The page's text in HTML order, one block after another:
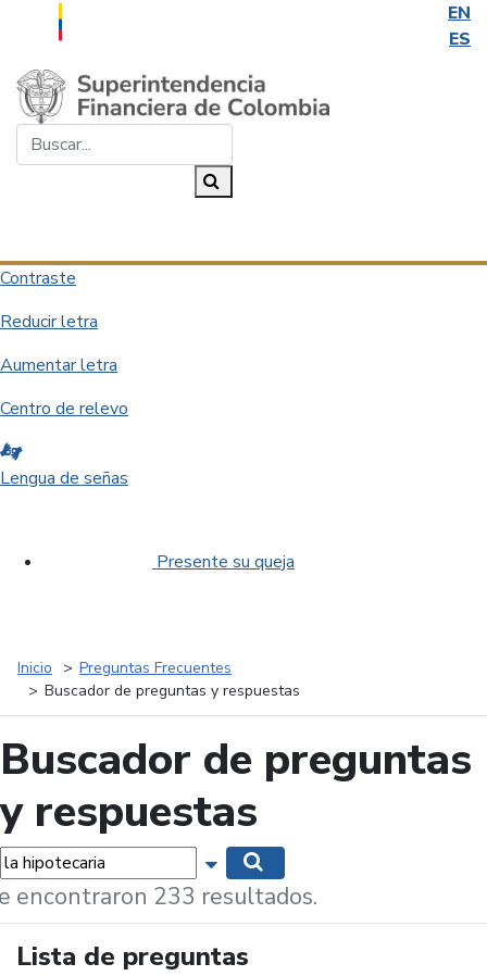
EN
ES
Saltar al contenido principal
Contraste
Reducir letra
Aumentar letra
Centro de relevo
Lengua de señas
Presente su queja
Inicio
Preguntas Frecuentes
Buscador de preguntas y respuestas
Buscador de preguntas
y respuestas
Mostrar opciones de búsqueda
encontraron 233 resultados.
Lista de preguntas